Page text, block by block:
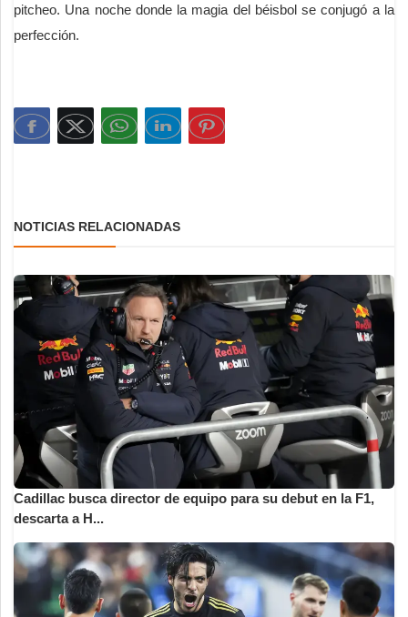
pitcheo. Una noche donde la magia del béisbol se conjugó a la
perfección.
NOTICIAS RELACIONADAS
Cadillac busca director de equipo para su debut en la F1,
descarta a H...